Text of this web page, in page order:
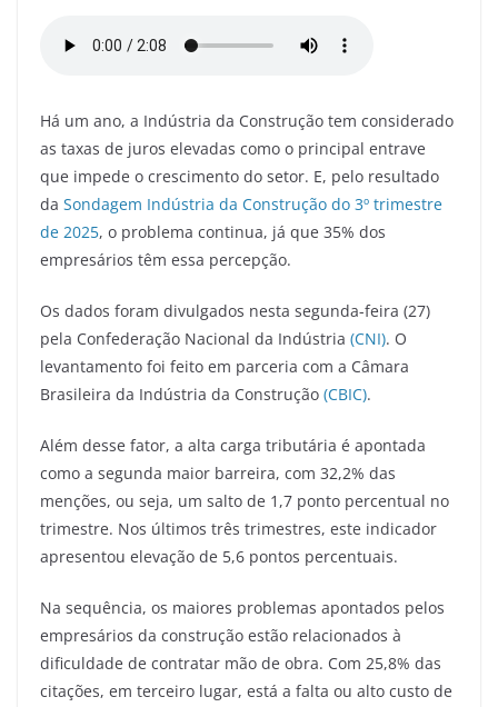
c
b
o
o
k
itt ai e
a
m
at
A
p
p
ar
Há um ano, a Indústria da Construção tem considerado
as taxas de juros elevadas como o principal entrave
que impede o crescimento do setor. E, pelo resultado
da Sondagem Indústria da Construção do 3º trimestre
de 2025, o problema continua, já que 35% dos
empresários têm essa percepção.
Os dados foram divulgados nesta segunda-feira (27)
pela Confederação Nacional da Indústria (CNI). O
levantamento foi feito em parceria com a Câmara
Brasileira da Indústria da Construção (CBIC).
Além desse fator, a alta carga tributária é apontada
como a segunda maior barreira, com 32,2% das
menções, ou seja, um salto de 1,7 ponto percentual no
trimestre. Nos últimos três trimestres, este indicador
apresentou elevação de 5,6 pontos percentuais.
Na sequência, os maiores problemas apontados pelos
empresários da construção estão relacionados à
dificuldade de contratar mão de obra. Com 25,8% das
citações, em terceiro lugar, está a falta ou alto custo de